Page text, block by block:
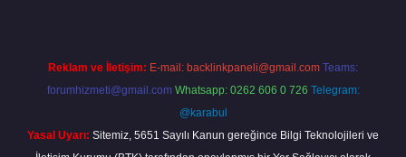
Reklam ve İletişim: E-mail: backlinkpaneli@gmail.com Teams:
forumhizmeti@gmail.com Whatsapp: 0262 606 0 726 Telegram:
@karabul
Yasal Uyarı: Sitemiz, 5651 Sayılı Kanun gereğince Bilgi Teknolojileri ve